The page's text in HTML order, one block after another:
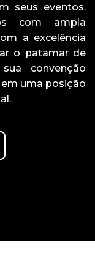
seus eventos.
com ampla
a excelência
o patamar de
convenção
uma posição